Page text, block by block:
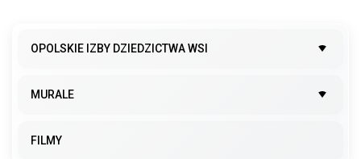
OPOLSKIE IZBY DZIEDZICTWA WSI
MURALE
FILMY